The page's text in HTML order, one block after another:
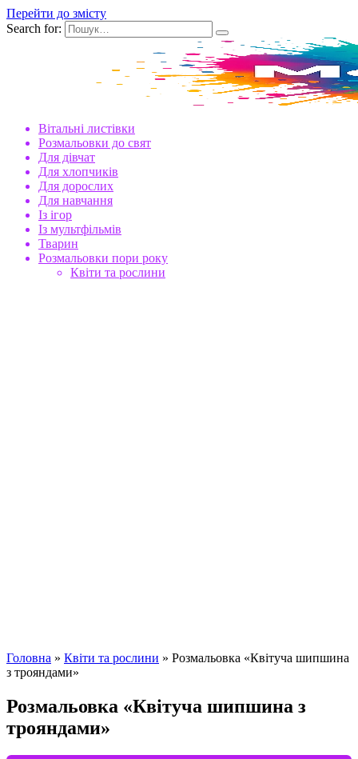
Перейти до змісту
Search for:
Вітальні листівки
Розмальовки до свят
Для дівчат
Для хлопчиків
Для дорослих
Для навчання
Із ігор
Із мультфільмів
Тварин
Розмальовки пори року
Квіти та рослини
Головна » Квіти та рослини » Розмальовка «Квітуча шипшина
з трояндами»
Розмальовка «Квітуча шипшина з
трояндами»